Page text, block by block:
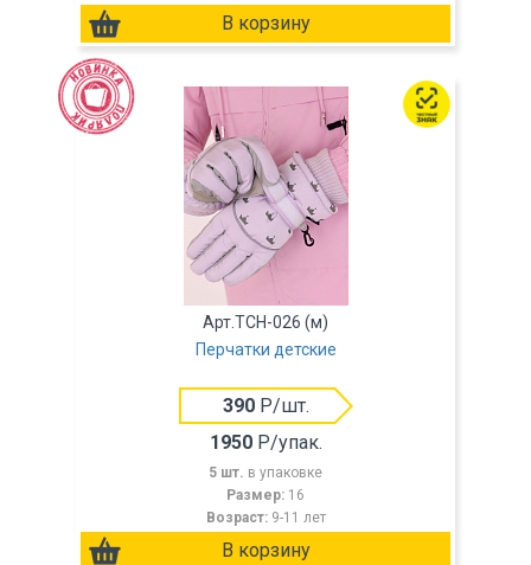
Арт.TCH-026 (м)
Перчатки детские
390Р/шт.
1950Р/упак.
5 шт. в упаковке
Размер: 16
Возраст: 9-11 лет